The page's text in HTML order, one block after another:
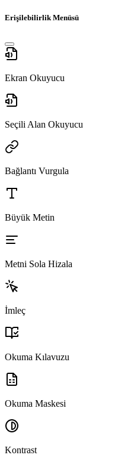
Erişilebilirlik Menüsü
Ekran Okuyucu
Seçili Alan Okuyucu
Bağlantı Vurgula
Büyük Metin
Metni Sola Hizala
İmleç
Okuma Kılavuzu
Okuma Maskesi
Kontrast